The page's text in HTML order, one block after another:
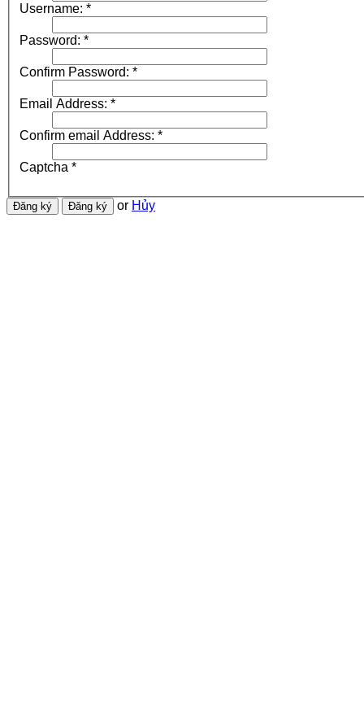
Username: *
Password: *
Confirm Password: *
Email Address: *
Confirm email Address: *
Captcha *
or Hủy